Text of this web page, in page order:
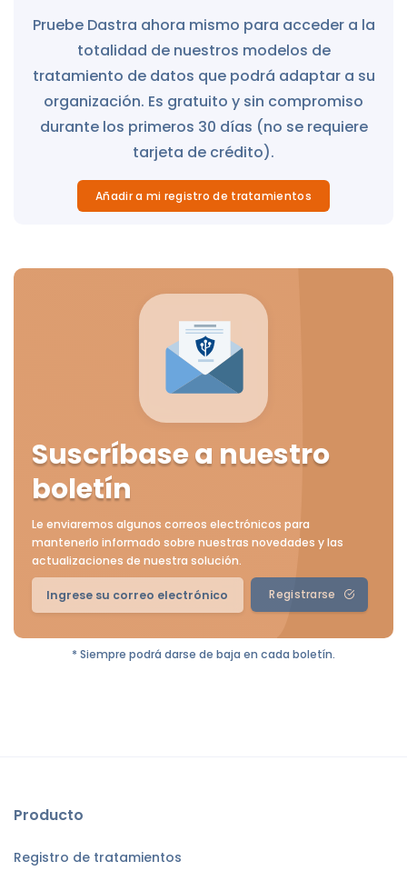
Pruebe Dastra ahora mismo para acceder a la
totalidad de nuestros modelos de
tratamiento de datos que podrá adaptar a su
organización. Es gratuito y sin compromiso
durante los primeros 30 días (no se requiere
tarjeta de crédito).
Añadir a mi registro de tratamientos
Suscríbase a nuestro
boletín
Le enviaremos algunos correos electrónicos para
mantenerlo informado sobre nuestras novedades y las
actualizaciones de nuestra solución.
Registrarse
* Siempre podrá darse de baja en cada boletín.
Producto
Registro de tratamientos